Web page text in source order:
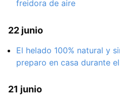
freidora de aire
22 junio
El helado 100% natural y
preparo en casa durante
21 junio